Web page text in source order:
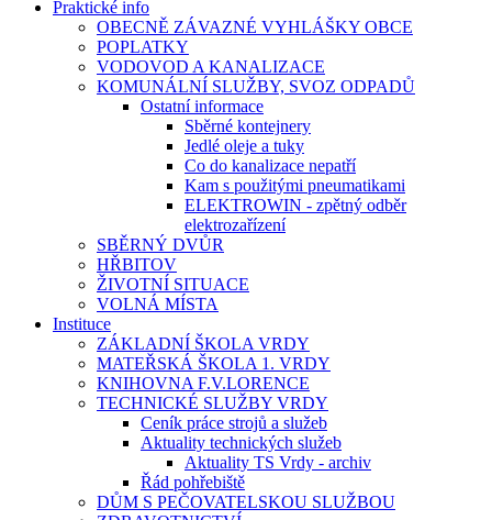
Praktické info
OBECNĚ ZÁVAZNÉ VYHLÁŠKY OBCE
POPLATKY
VODOVOD A KANALIZACE
KOMUNÁLNÍ SLUŽBY, SVOZ ODPADŮ
Ostatní informace
Sběrné kontejnery
Jedlé oleje a tuky
Co do kanalizace nepatří
Kam s použitými pneumatikami
ELEKTROWIN - zpětný odběr
elektrozařízení
SBĚRNÝ DVŮR
HŘBITOV
ŽIVOTNÍ SITUACE
VOLNÁ MÍSTA
Instituce
ZÁKLADNÍ ŠKOLA VRDY
MATEŘSKÁ ŠKOLA 1. VRDY
KNIHOVNA F.V.LORENCE
TECHNICKÉ SLUŽBY VRDY
Ceník práce strojů a služeb
Aktuality technických služeb
Aktuality TS Vrdy - archiv
Řád pohřebiště
DŮM S PEČOVATELSKOU SLUŽBOU